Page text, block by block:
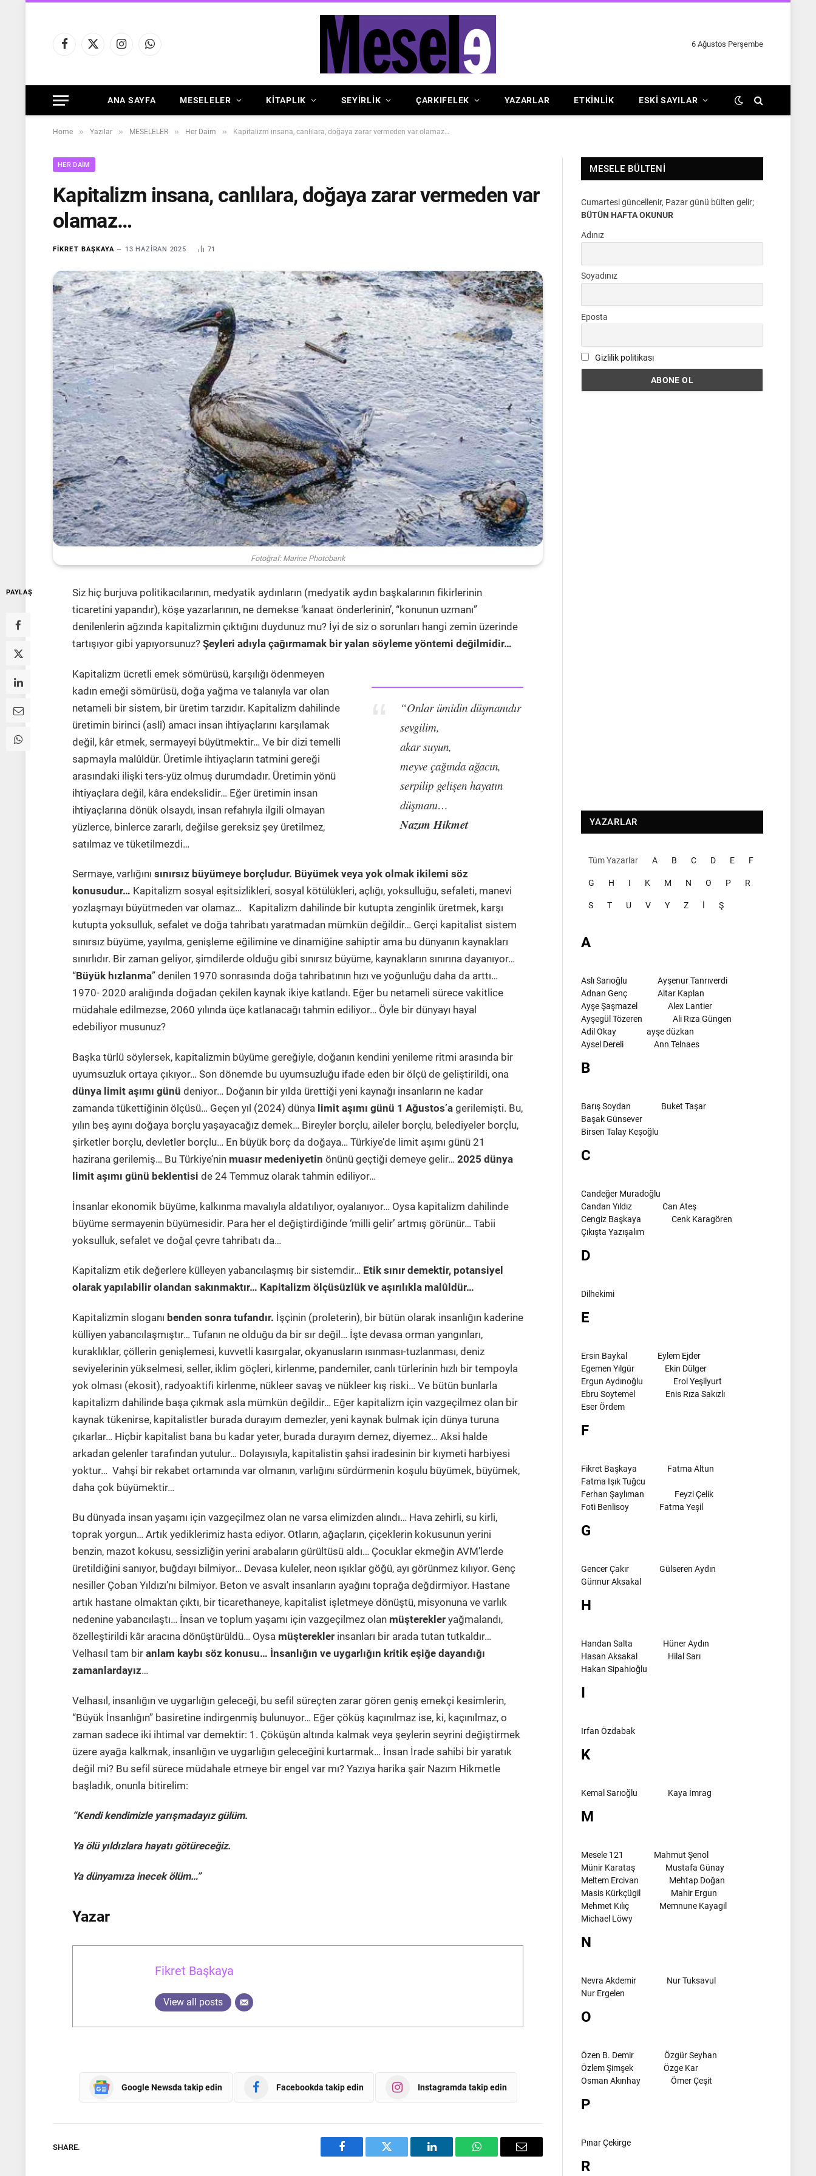
Facebook
X
InstagramWhatsApp
6 Ağustos Perşembe
ANA SAYFA MESELELER KİTAPLIK SEYİRLİK ÇARKIFELEK YAZARLAR ETKINLIK ESKI SAYILAR
Home » Yazılar » MESELELER » Her Daim » Kapitalizm insana, canlılara, doğaya zarar vermeden var olamaz…
HER DAIM
Kapitalizm insana, canlılara, doğaya zarar vermeden var
olamaz…
FIKRET BAŞKAYA 13 HAZIRAN 2025 71
Fotoğraf: Marine Photobank
PAYLAŞ
Siz hiç burjuva politikacılarının, medyatik aydınların (medyatik aydın başkalarının fikirlerinin
ticaretini yapandır), köşe yazarlarının, ne demekse ‘kanaat önderlerinin’, “konunun uzmanı”
denilenlerin ağzında kapitalizmin çıktığını duydunuz mu? İyi de siz o sorunları hangi zemin üzerinde
tartışıyor gibi yapıyorsunuz? Şeyleri adıyla çağırmamak bir yalan söyleme yöntemi değilmidir…
“Onlar ümidin düşmanıdır
sevgilim,
akar suyun,
meyve çağında ağacın,
serpilip gelişen hayatın
düşmanı…
Nazım Hikmet
Kapitalizm ücretli emek sömürüsü, karşılığı ödenmeyen
kadın emeği sömürüsü, doğa yağma ve talanıyla var olan
netameli bir sistem, bir üretim tarzıdır. Kapitalizm dahilinde
üretimin birinci (aslî) amacı insan ihtiyaçlarını karşılamak
değil, kâr etmek, sermayeyi büyütmektir… Ve bir dizi temelli
sapmayla malûldür. Üretimle ihtiyaçların tatmini gereği
arasındaki ilişki ters-yüz olmuş durumdadır. Üretimin yönü
ihtiyaçlara değil, kâra endekslidir… Eğer üretimin insan
ihtiyaçlarına dönük olsaydı, insan refahıyla ilgili olmayan
yüzlerce, binlerce zararlı, değilse gereksiz şey üretilmez,
satılmaz ve tüketilmezdi…
Sermaye, varlığını sınırsız büyümeye borçludur. Büyümek veya yok olmak ikilemi söz
konusudur… Kapitalizm sosyal eşitsizlikleri, sosyal kötülükleri, açlığı, yoksulluğu, sefaleti, manevi
yozlaşmayı büyütmeden var olamaz… Kapitalizm dahilinde bir kutupta zenginlik üretmek, karşı
kutupta yoksulluk, sefalet ve doğa tahribatı yaratmadan mümkün değildir… Gerçi kapitalist sistem
sınırsız büyüme, yayılma, genişleme eğilimine ve dinamiğine sahiptir ama bu dünyanın kaynakları
sınırlıdır. Bir zaman geliyor, şimdilerde olduğu gibi sınırsız büyüme, kaynakların sınırına dayanıyor…
“Büyük hızlanma” denilen 1970 sonrasında doğa tahribatının hızı ve yoğunluğu daha da arttı…
1970- 2020 aralığında doğadan çekilen kaynak ikiye katlandı. Eğer bu netameli sürece vakitlice
müdahale edilmezse, 2060 yılında üçe katlanacağı tahmin ediliyor… Öyle bir dünyayı hayal
edebiliyor musunuz?
Başka türlü söylersek, kapitalizmin büyüme gereğiyle, doğanın kendini yenileme ritmi arasında bir
uyumsuzluk ortaya çıkıyor… Son dönemde bu uyumsuzluğu ifade eden bir ölçü de geliştirildi, ona
dünya limit aşımı günü deniyor… Doğanın bir yılda ürettiği yeni kaynağı insanların ne kadar
zamanda tükettiğinin ölçüsü… Geçen yıl (2024) dünya limit aşımı günü 1 Ağustos’a gerilemişti. Bu,
yılın beş ayını doğaya borçlu yaşayacağız demek… Bireyler borçlu, aileler borçlu, belediyeler borçlu,
şirketler borçlu, devletler borçlu… En büyük borç da doğaya… Türkiye’de limit aşımı günü 21
hazirana gerilemiş… Bu Türkiye’nin muasır medeniyetin önünü geçtiği demeye gelir… 2025 dünya
limit aşımı günü beklentisi de 24 Temmuz olarak tahmin ediliyor…
İnsanlar ekonomik büyüme, kalkınma mavalıyla aldatılıyor, oyalanıyor… Oysa kapitalizm dahilinde
büyüme sermayenin büyümesidir. Para her el değiştirdiğinde ‘milli gelir’ artmış görünür… Tabii
yoksulluk, sefalet ve doğal çevre tahribatı da…
Kapitalizm etik değerlere külleyen yabancılaşmış bir sistemdir… Etik sınır demektir, potansiyel
olarak yapılabilir olandan sakınmaktır… Kapitalizm ölçüsüzlük ve aşırılıkla malûldür…
Kapitalizmin sloganı benden sonra tufandır. İşçinin (proleterin), bir bütün olarak insanlığın kaderine
külliyen yabancılaşmıştır… Tufanın ne olduğu da bir sır değil… İşte devasa orman yangınları,
kuraklıklar, çöllerin genişlemesi, kuvvetli kasırgalar, okyanusların ısınması-tuzlanması, deniz
seviyelerinin yükselmesi, seller, iklim göçleri, kirlenme, pandemiler, canlı türlerinin hızlı bir tempoyla
yok olması (ekosit), radyoaktifi kirlenme, nükleer savaş ve nükleer kış riski… Ve bütün bunlarla
kapitalizm dahilinde başa çıkmak asla mümkün değildir… Eğer kapitalizm için vazgeçilmez olan bir
kaynak tükenirse, kapitalistler burada durayım demezler, yeni kaynak bulmak için dünya turuna
çıkarlar… Hiçbir kapitalist bana bu kadar yeter, burada durayım demez, diyemez… Aksi halde
arkadan gelenler tarafından yutulur… Dolayısıyla, kapitalistin şahsi iradesinin bir kıymeti harbiyesi
yoktur… Vahşi bir rekabet ortamında var olmanın, varlığını sürdürmenin koşulu büyümek, büyümek,
daha çok büyümektir…
Bu dünyada insan yaşamı için vazgeçilmez olan ne varsa elimizden alındı… Hava zehirli, su kirli,
toprak yorgun… Artık yediklerimiz hasta ediyor. Otların, ağaçların, çiçeklerin kokusunun yerini
benzin, mazot kokusu, sessizliğin yerini arabaların gürültüsü aldı… Çocuklar ekmeğin AVM’lerde
üretildiğini sanıyor, buğdayı bilmiyor… Devasa kuleler, neon ışıklar göğü, ayı görünmez kılıyor. Genç
nesiller Çoban Yıldızı’nı bilmiyor. Beton ve asvalt insanların ayağını toprağa değdirmiyor. Hastane
artık hastane olmaktan çıktı, bir ticarethaneye, kapitalist işletmeye dönüştü, misyonuna ve varlık
nedenine yabancılaştı… İnsan ve toplum yaşamı için vazgeçilmez olan müşterekler yağmalandı,
özelleştirildi kâr aracına dönüştürüldü… Oysa müşterekler insanları bir arada tutan tutkaldır…
Velhasıl tam bir anlam kaybı söz konusu… İnsanlığın ve uygarlığın kritik eşiğe dayandığı
zamanlardayız…
Velhasıl, insanlığın ve uygarlığın geleceği, bu sefil süreçten zarar gören geniş emekçi kesimlerin,
“Büyük İnsanlığın” basiretine indirgenmiş bulunuyor… Eğer çöküş kaçınılmaz ise, ki, kaçınılmaz, o
zaman sadece iki ihtimal var demektir: 1. Çöküşün altında kalmak veya şeylerin seyrini değiştirmek
üzere ayağa kalkmak, insanlığın ve uygarlığın geleceğini kurtarmak… İnsan İrade sahibi bir yaratık
değil mi? Bu sefil sürece müdahale etmeye bir engel var mı? Yazıya harika şair Nazım Hikmetle
başladık, onunla bitirelim:
“Kendi kendimizle yarışmadayız gülüm.
Ya ölü yıldızlara hayatı götüreceğiz.
Ya dünyamıza inecek ölüm…”
Yazar
Fikret Başkaya
View all posts
Google Newsda takip edin Facebookda takip edin Instagramda takip edin
SHARE.
Facebook Twitter LinkedIn WhatsAppEmail
MESELE BÜLTENI
Cumartesi güncellenir, Pazar günü bülten gelir;
BÜTÜN HAFTA OKUNUR
Adınız
Soyadınız
Eposta
Gizlilik politikası
YAZARLAR
Tüm Yazarlar A B C D E F
G H I K M N O P R
S T U V Y Z İ Ş
A
Aslı Sarıoğlu
Ayşenur Tanrıverdi
Adnan Genç
Altar Kaplan
Ayşe Şaşmazel
Alex Lantier
Ayşegül Tözeren
Ali Rıza Güngen
Adil Okay
ayşe düzkan
Aysel Dereli
Ann Telnaes
B
Barış Soydan
Buket Taşar
Başak Günsever
Birsen Talay Keşoğlu
C
Candeğer Muradoğlu
Candan Yıldız
Can Ateş
Cengiz Başkaya
Cenk Karagören
Çıkışta Yazışalım
D
Dilhekimi
E
Ersin Baykal
Eylem Ejder
Egemen Yılgür
Ekin Dülger
Ergun Aydınoğlu
Erol Yeşilyurt
Ebru Soytemel
Enis Rıza Sakızlı
Eser Ördem
F
Fikret Başkaya
Fatma Altun
Fatma Işık Tuğcu
Ferhan Şaylıman
Feyzi Çelik
Foti Benlisoy
Fatma Yeşil
G
Gencer Çakır
Gülseren Aydın
Günnur Aksakal
H
Handan Salta
Hüner Aydın
Hasan Aksakal
Hilal Sarı
Hakan Sipahioğlu
I
Irfan Özdabak
K
Kemal Sarıoğlu Kaya İmrag
M
Mesele 121
Mahmut Şenol
Münir Karataş
Mustafa Günay
Meltem Ercivan
Mehtap Doğan
Masis Kürkçügil
Mahir Ergun
Mehmet Kılıç
Memnune Kayagil
Michael Löwy
N
Nevra Akdemir
Nur Tuksavul
Nur Ergelen
O
Özen B. Demir
Özgür Seyhan
Özlem Şimşek
Özge Kar
Osman Akınhay
Ömer Çeşit
P
Pınar Çekirge
R